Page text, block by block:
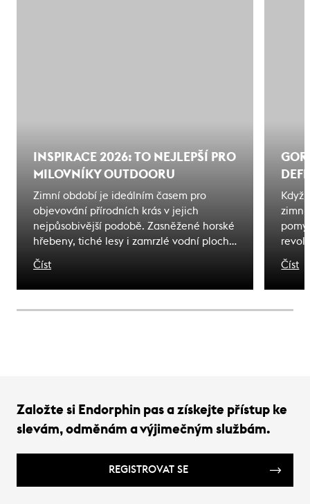
INSPIRACE 2026: TO NEJLEPŠÍ PRO
MILOVNÍKY OUTDOORU
Zimní období je ideálním časem pro
objevování přírodních krás v jejich
nejpůsobivější podobě. Zasněžené horské
hřebeny, tiché lesy i zamrzlé vodní plochy
nabízejí jedinečné zážitky těm, kteří jsou
vybaveni kvalitním outdoorovým
vybavením. V Endorphin Republic jsme
Číst
Když
zimní
Číst
Založte si Endorphin pas a získejte přístup ke
slevám, odměnám a výjimečným službám.
REGISTROVAT SE